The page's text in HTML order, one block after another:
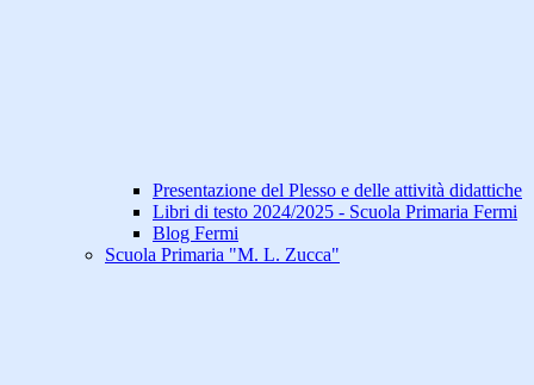
Presentazione del Plesso e delle attività didattiche
Libri di testo 2024/2025 - Scuola Primaria Fermi
Blog Fermi
Scuola Primaria "M. L. Zucca"